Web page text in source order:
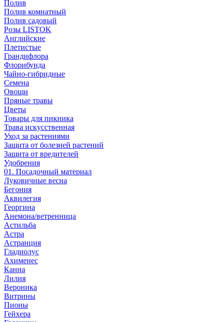
Полив
Полив комнатный
Полив садовый
Розы LISTOK
Английские
Плетистые
Грандифлора
Флорибунда
Чайно-гибридные
Семена
Овощи
Пряные травы
Цветы
Товары для пикника
Трава искусственная
Уход за растениями
Защита от болезней растений
Защита от вредителей
Удобрения
01. Посадочный материал
Луковичные весна
Бегония
Аквилегия
Георгина
Анемона/ветренница
Астильба
Астра
Астранция
Гладиолус
Ахименес
Канна
Лилия
Вероника
Витрины
Пионы
Гейхера